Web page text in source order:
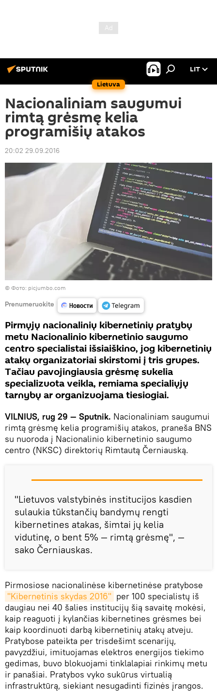
Lietuva
LIT
Nacionaliniam saugumui
rimtą grėsmę kelia
programišių atakos
20:02 29.09.2016
© Фото: picjumbo.com
Prenumeruokite
Pirmųjų nacionalinių kibernetinių pratybų
metu Nacionalinio kibernetinio saugumo
centro specialistai išsiaiškino, jog kibernetinių
atakų organizatoriai skirstomi į tris grupes.
Tačiau pavojingiausia grėsmę sukelia
specializuota veikla, remiama specialiųjų
tarnybų ar organizuojama tiesiogiai.
VILNIUS, rug 29 — Sputnik. Nacionaliniam saugumui
rimtą grėsmę kelia programišių atakos, praneša BNS
su nuoroda į Nacionalinio kibernetinio saugumo
centro (NKSC) direktorių Rimtautą Černiauską.
"Lietuvos valstybinės institucijos kasdien
sulaukia tūkstančių bandymų rengti
kibernetines atakas, šimtai jų kelia
vidutinę, o bent 5% — rimtą grėsmę", —
sako Černiauskas.
Pirmosiose nacionalinėse kibernetinėse pratybose
"Kibernetinis skydas 2016" per 100 specialistų iš
daugiau nei 40 šalies institucijų šią savaitę mokėsi,
kaip reaguoti į kylančias kibernetines grėsmes bei
kaip koordinuoti darbą kibernetinių atakų atveju.
Pratybose pateikta per trisdešimt scenarijų,
pavyzdžiui, imituojamas elektros energijos tiekimo
gedimas, buvo blokuojami tinklalapiai rinkimų metu
ir panašiai. Pratybos vyko sukūrus virtualią
infrastruktūrą, siekiant nesugadinti fizinės įrangos.